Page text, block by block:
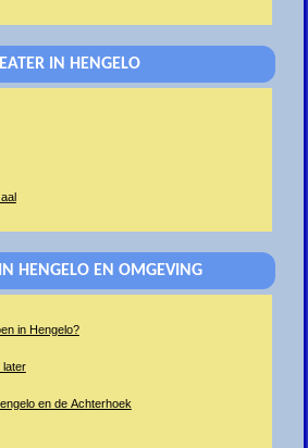
IN HENGELO
HENGELO EN OMGEVING
in Hengelo?
later
en de Achterhoek